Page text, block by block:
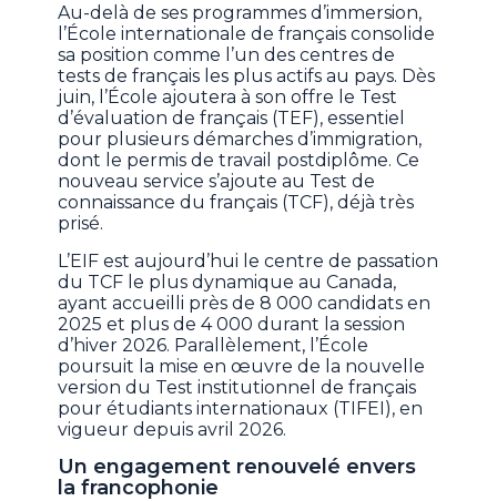
Au-delà de ses programmes d’immersion,
l’École internationale de français consolide
sa position comme l’un des centres de
tests de français les plus actifs au pays. Dès
juin, l’École ajoutera à son offre le Test
d’évaluation de français (TEF), essentiel
pour plusieurs démarches d’immigration,
dont le permis de travail postdiplôme. Ce
nouveau service s’ajoute au Test de
connaissance du français (TCF), déjà très
prisé.
L’EIF est aujourd’hui le centre de passation
du TCF le plus dynamique au Canada,
ayant accueilli près de 8 000 candidats en
2025 et plus de 4 000 durant la session
d’hiver 2026. Parallèlement, l’École
poursuit la mise en œuvre de la nouvelle
version du Test institutionnel de français
pour étudiants internationaux (TIFEI), en
vigueur depuis avril 2026.
Un engagement renouvelé envers
la francophonie